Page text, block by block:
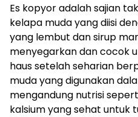
Es kopyor adalah sajian
kelapa muda yang diisi
yang lembut dan sirup
menyegarkan dan cocok
haus setelah seharian
muda yang digunakan
mengandung nutrisi
kalsium yang sehat untuk